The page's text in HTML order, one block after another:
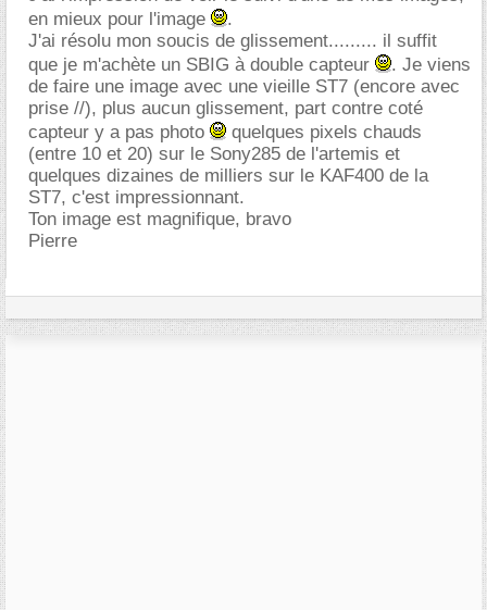
en mieux pour l'image
.
J'ai résolu mon soucis de glissement......... il suffit
que je m'achète un SBIG à double capteur
. Je viens
de faire une image avec une vieille ST7 (encore avec
prise //), plus aucun glissement, part contre coté
capteur y a pas photo
quelques pixels chauds
(entre 10 et 20) sur le Sony285 de l'artemis et
quelques dizaines de milliers sur le KAF400 de la
ST7, c'est impressionnant.
Ton image est magnifique, bravo
Pierre